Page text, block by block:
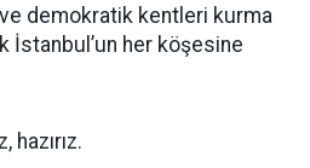
demokratik kentleri kurma
İstanbul’un her köşesine
hazırız.